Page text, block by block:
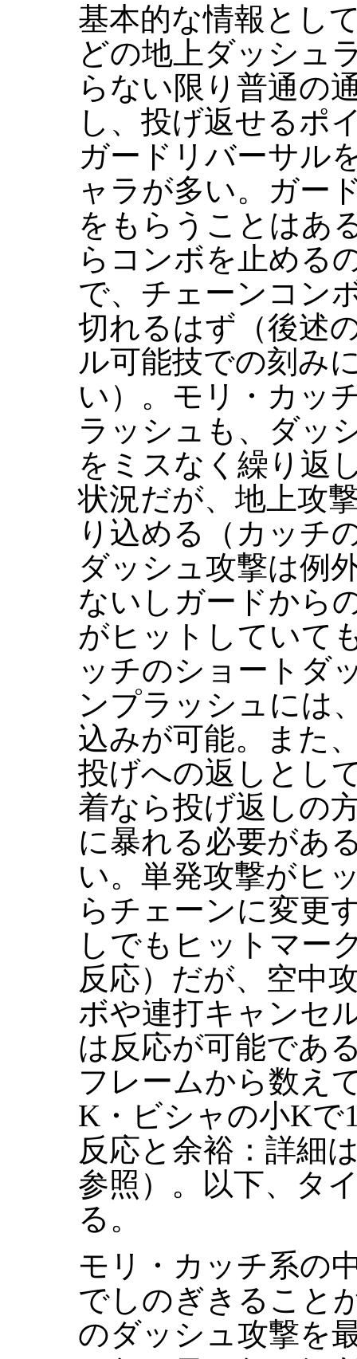
基本的な情報とし
どの地上ダッシュ
らない限り普通の
し、投げ返せるポ
ガードリバーサル
ャラが多い。ガー
をもらうことはあ
らコンボを止める
で、チェーンコン
切れるはず（後述
ル可能技での刻み
い）。モリ・カッ
ラッシュも、ダッ
をミスなく繰り返
状況だが、地上攻
り込める（カッチ
ダッシュ攻撃は例
ないしガードから
がヒットしていて
ッチのショートダ
ンプラッシュには
込みが可能。また
投げへの返しとし
着なら投げ返しの
に暴れる必要があ
い。単発攻撃がヒ
らチェーンに変更
しでもヒットマー
反応）だが、空中
ボや連打キャンセ
は反応が可能であ
フレームから数え
K・ビシャの小Kで
反応と余裕：詳細
参照）。以下、タ
る。
モリ・カッチ系の
でしのぎきること
のダッシュ攻撃を